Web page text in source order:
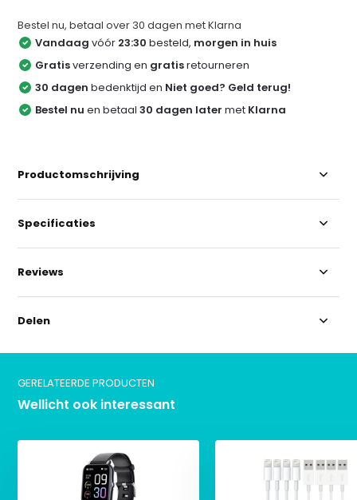
Bestel nu, betaal over 30 dagen met Klarna
Vandaag vóór 23:30 besteld, morgen in huis
Gratisverzending en gratisretourneren
30 dagen bedenktijd en Niet goed? Geld terug!
Bestel nu en betaal30 dagen later met Klarna
Productomschrijving
Specificaties
Reviews
Delen
GERELATEERDE PRODUCTEN
Wellicht ook interessant